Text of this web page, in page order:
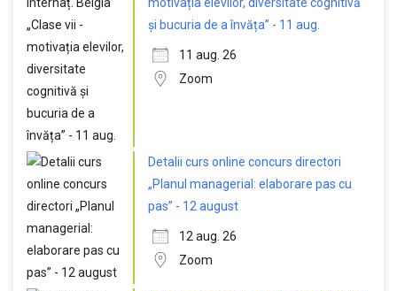
și bucuria de a învăța” - 11 aug.
11 aug. 26
Zoom
Detalii curs online concurs directori
„Planul managerial: elaborare pas cu
pas” - 12 august
12 aug. 26
Zoom